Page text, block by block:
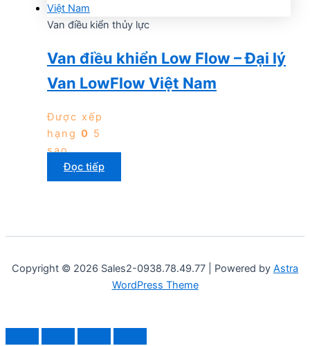
Van điều kiển thủy lực
Van điều khiển Low Flow – Đại lý
Van LowFlow Việt Nam
Được xếp
hạng 0 5
sao
Đọc tiếp
Copyright © 2026 Sales2-0938.78.49.77 | Powered by Astra
WordPress Theme